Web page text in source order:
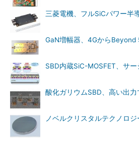
三菱電機、フルSiCパワー半
GaN増幅器、4GからBeyond
SBD内蔵SiC-MOSFET、サ
酸化ガリウムSBD、高い出
ノベルクリスタルテクノロ